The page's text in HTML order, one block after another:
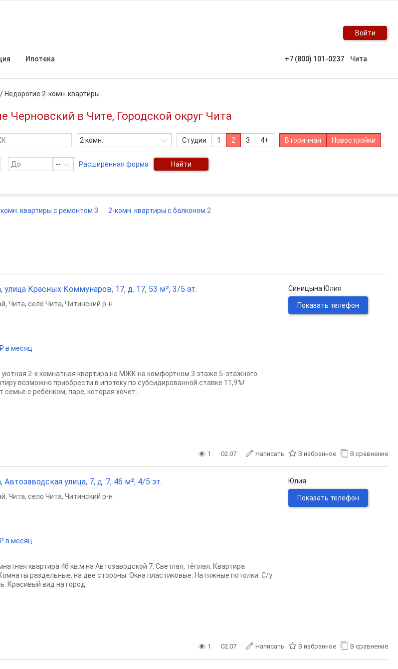
Войти
Ипотека +7 (800) 101-0237 Чита
/ Недорогие 2-комн. квартиры
Черновский в Чите, Городской округ Чита
2 комн. Студии 1 2 3 4+ Вторичная Новостройки
-- Расширенная форма Найти
квартиры с ремонтом 3 2-комн. квартиры с балконом 2
улица Красных Коммунаров, 17, д. 17, 53 м², 3/5 эт.
в месяц
, Чита, село Чита, Читинский р-н
уютная 2-х комнатная квартира на МЖК на комфортном 3 этаже 5-этажного
возможно приобрести в ипотеку по субсидированной ставке 11,9%!
семье с ребёнком, паре, которая хочет...
Синицына Юлия
Показать телефон
1 02.07 Написать В избранное В сравнение
улица, 7, д. 7, 46 м², 4/5 эт.
в месяц
, Чита, село Чита, Читинский р-н
квартира 46 кв.м на Автозаводской 7. Светлая, тёплая. Квартира
раздельные, на две стороны. Окна пластиковые. Натяжные потолки. С/у
Красивый вид на город.
Юлия
Показать телефон
1 02.07 Написать В избранное В сравнение